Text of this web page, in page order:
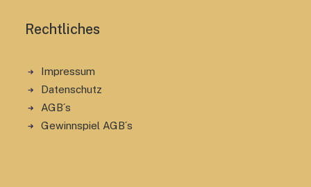
Rechtliches
Impressum
Datenschutz
AGB´s
Gewinnspiel AGB´s